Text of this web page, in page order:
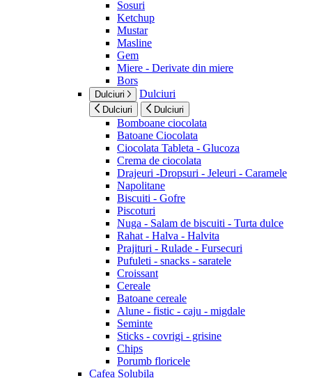
Sosuri
Ketchup
Mustar
Masline
Gem
Miere - Derivate din miere
Bors
Dulciuri Dulciuri
Dulciuri Dulciuri
Bomboane ciocolata
Batoane Ciocolata
Ciocolata Tableta - Glucoza
Crema de ciocolata
Drajeuri -Dropsuri - Jeleuri - Caramele
Napolitane
Biscuiti - Gofre
Piscoturi
Nuga - Salam de biscuiti - Turta dulce
Rahat - Halva - Halvita
Prajituri - Rulade - Fursecuri
Pufuleti - snacks - saratele
Croissant
Cereale
Batoane cereale
Alune - fistic - caju - migdale
Seminte
Sticks - covrigi - grisine
Chips
Porumb floricele
Cafea Solubila